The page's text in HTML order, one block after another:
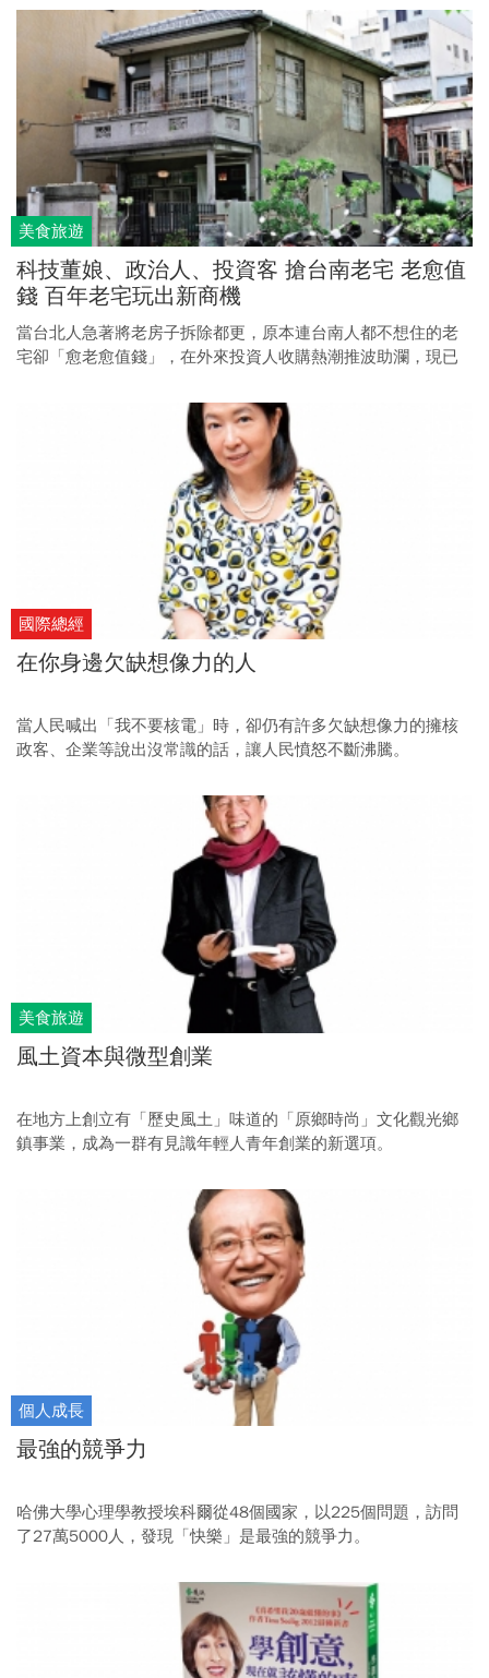
美食旅遊
科技董娘、政治人、投資客 搶台南老宅 老愈值
錢 百年老宅玩出新商機
當台北人急著將老房子拆除都更，原本連台南人都不想住的老
宅卻「愈老愈值錢」，在外來投資人收購熱潮推波助瀾，現已
國際總經
在你身邊欠缺想像力的人
當人民喊出「我不要核電」時，卻仍有許多欠缺想像力的擁核
政客、企業等說出沒常識的話，讓人民憤怒不斷沸騰。
美食旅遊
風土資本與微型創業
在地方上創立有「歷史風土」味道的「原鄉時尚」文化觀光鄉
鎮事業，成為一群有見識年輕人青年創業的新選項。
個人成長
最強的競爭力
哈佛大學心理學教授埃科爾從48個國家，以225個問題，訪問
了27萬5000人，發現「快樂」是最強的競爭力。